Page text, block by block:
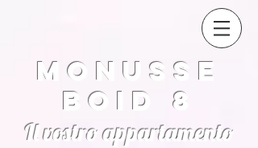
Monusse
Boid 8
Il vostro appartamento